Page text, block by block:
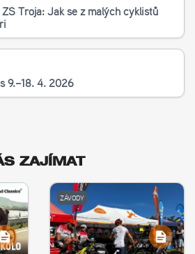
Troja: Jak se z malých cyklistů
9.–18. 4. 2026
ZAJÍMAT
ZÁVODY